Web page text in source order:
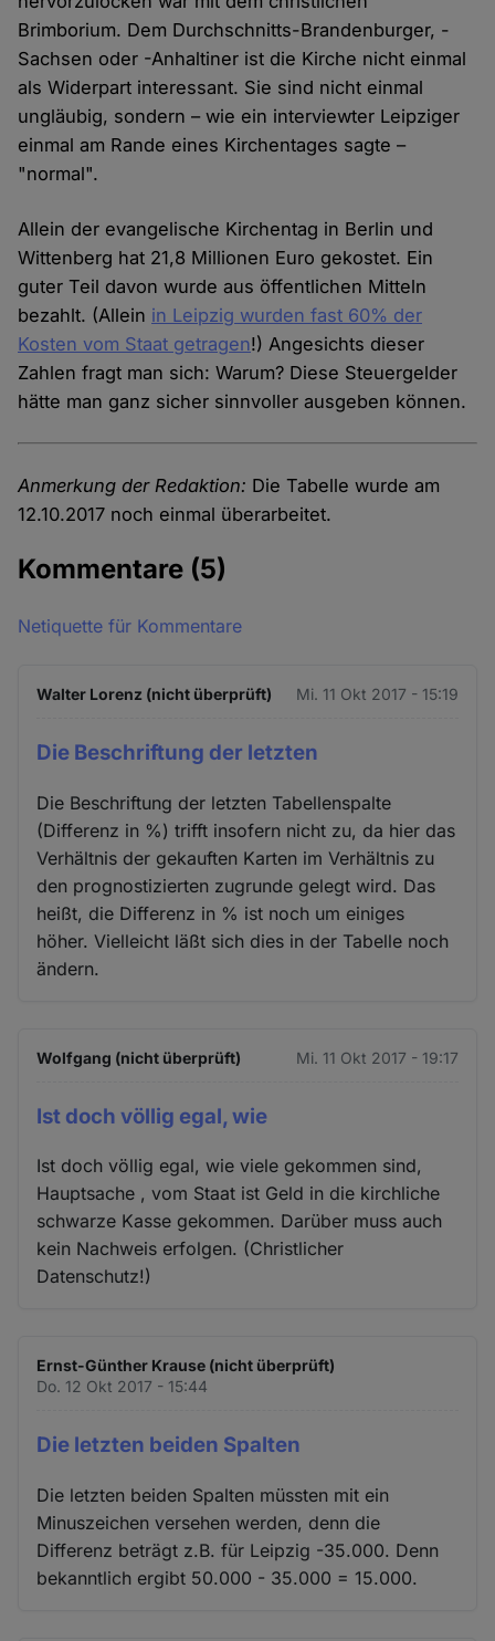
Brimborium. Dem Durchschnitts-Brandenburger, -
Sachsen oder -Anhaltiner ist die Kirche nicht einmal
als Widerpart interessant. Sie sind nicht einmal
ungläubig, sondern – wie ein interviewter Leipziger
einmal am Rande eines Kirchentages sagte –
"normal".
Allein der evangelische Kirchentag in Berlin und
Wittenberg hat 21,8 Millionen Euro gekostet. Ein
guter Teil davon wurde aus öffentlichen Mitteln
bezahlt. (Allein in Leipzig wurden fast 60% der
Kosten vom Staat getragen!) Angesichts dieser
Zahlen fragt man sich: Warum? Diese Steuergelder
hätte man ganz sicher sinnvoller ausgeben können.
Anmerkung der Redaktion: Die Tabelle wurde am
12.10.2017 noch einmal überarbeitet.
Kommentare (5)
Netiquette für Kommentare
Walter Lorenz (nicht überprüft) Mi. 11 Okt 2017 - 15:19
Die Beschriftung der letzten
Die Beschriftung der letzten Tabellenspalte
(Differenz in %) trifft insofern nicht zu, da hier das
Verhältnis der gekauften Karten im Verhältnis zu
den prognostizierten zugrunde gelegt wird. Das
heißt, die Differenz in % ist noch um einiges
höher. Vielleicht läßt sich dies in der Tabelle noch
ändern.
Wolfgang (nicht überprüft) Mi. 11 Okt 2017 - 19:17
Ist doch völlig egal, wie
Ist doch völlig egal, wie viele gekommen sind,
Hauptsache , vom Staat ist Geld in die kirchliche
schwarze Kasse gekommen. Darüber muss auch
kein Nachweis erfolgen. (Christlicher
Datenschutz!)
Ernst-Günther Krause (nicht überprüft)
Do. 12 Okt 2017 - 15:44
Die letzten beiden Spalten
Die letzten beiden Spalten müssten mit ein
Minuszeichen versehen werden, denn die
Differenz beträgt z.B. für Leipzig -35.000. Denn
bekanntlich ergibt 50.000 - 35.000 = 15.000.